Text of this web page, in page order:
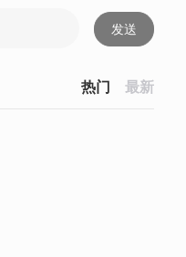
发送
热门 最新